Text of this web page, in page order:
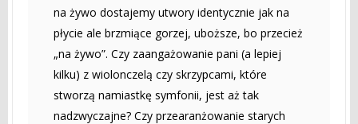
na żywo dostajemy utwory identycznie jak na
płycie ale brzmiące gorzej, uboższe, bo przecież
„na żywo”. Czy zaangażowanie pani (a lepiej
kilku) z wiolonczelą czy skrzypcami, które
stworzą namiastkę symfonii, jest aż tak
nadzwyczajne? Czy przearanżowanie starych